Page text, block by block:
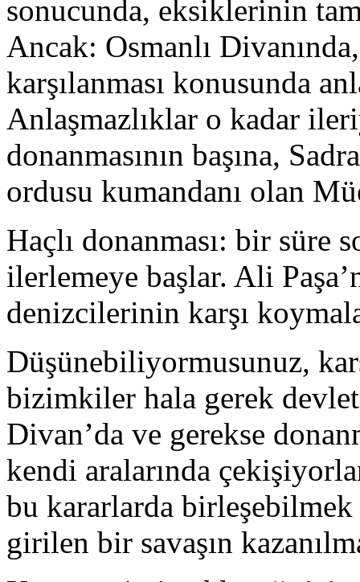
sonucunda, eksiklerinin
Ancak: Osmanlı
karşılanması konusunda
Anlaşmazlıklar o kadar
donanmasının başına,
ordusu kumandanı olan
Haçlı donanması: bir süre
ilerlemeye başlar. Ali
denizcilerinin karşı
Düşünebiliyormusunuz,
bizimkiler hala gerek
Divan’da ve gerekse
kendi aralarında
bu kararlarda
girilen bir savaşın